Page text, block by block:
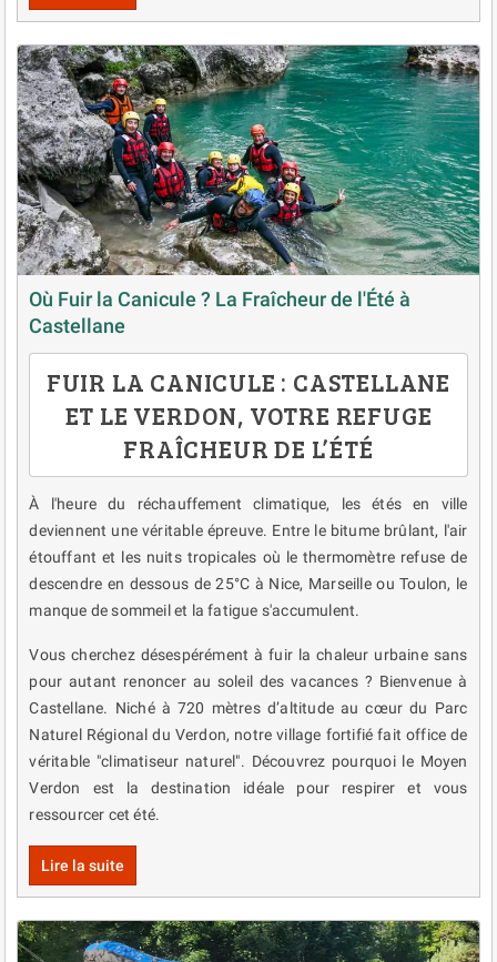
Où Fuir la Canicule ? La Fraîcheur de l'Été à
Castellane
FUIR LA CANICULE : CASTELLANE
ET LE VERDON, VOTRE REFUGE
FRAÎCHEUR DE L’ÉTÉ
À l'heure du réchauffement climatique, les étés en ville
deviennent une véritable épreuve. Entre le bitume brûlant, l'air
étouffant et les nuits tropicales où le thermomètre refuse de
descendre en dessous de 25°C à Nice, Marseille ou Toulon, le
manque de sommeil et la fatigue s'accumulent.
Vous cherchez désespérément à fuir la chaleur urbaine sans
pour autant renoncer au soleil des vacances ? Bienvenue à
Castellane. Niché à 720 mètres d’altitude au cœur du Parc
Naturel Régional du Verdon, notre village fortifié fait office de
véritable "climatiseur naturel". Découvrez pourquoi le Moyen
Verdon est la destination idéale pour respirer et vous
ressourcer cet été.
Lire la suite